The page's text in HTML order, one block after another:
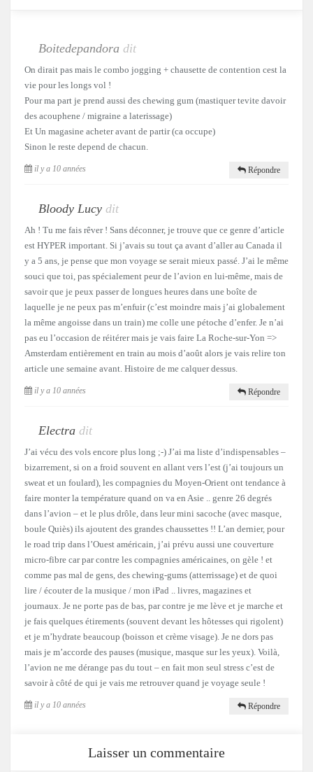
Boitedepandora dit
On dirait pas mais le combo jogging + chausette de contention cest la
vie pour les longs vol !
Pour ma part je prend aussi des chewing gum (mastiquer tevite davoir
des acouphene / migraine a laterissage)
Et Un magasine acheter avant de partir (ca occupe)
Sinon le reste depend de chacun.
il y a 10 années Répondre
Bloody Lucy dit
Ah ! Tu me fais rêver ! Sans déconner, je trouve que ce genre d’article
est HYPER important. Si j’avais su tout ça avant d’aller au Canada il
y a 5 ans, je pense que mon voyage se serait mieux passé. J’ai le même
souci que toi, pas spécialement peur de l’avion en lui-même, mais de
savoir que je peux passer de longues heures dans une boîte de
laquelle je ne peux pas m’enfuir (c’est moindre mais j’ai globalement
la même angoisse dans un train) me colle une pétoche d’enfer. Je n’ai
pas eu l’occasion de réitérer mais je vais faire La Roche-sur-Yon =>
Amsterdam entièrement en train au mois d’août alors je vais relire ton
article une semaine avant. Histoire de me calquer dessus.
il y a 10 années Répondre
Electra dit
J’ai vécu des vols encore plus long ;-) J’ai ma liste d’indispensables –
bizarrement, si on a froid souvent en allant vers l’est (j’ai toujours un
sweat et un foulard), les compagnies du Moyen-Orient ont tendance à
faire monter la température quand on va en Asie .. genre 26 degrés
dans l’avion – et le plus drôle, dans leur mini sacoche (avec masque,
boule Quiès) ils ajoutent des grandes chaussettes !! L’an dernier, pour
le road trip dans l’Ouest américain, j’ai prévu aussi une couverture
micro-fibre car par contre les compagnies américaines, on gèle ! et
comme pas mal de gens, des chewing-gums (atterrissage) et de quoi
lire / écouter de la musique / mon iPad .. livres, magazines et
journaux. Je ne porte pas de bas, par contre je me lève et je marche et
je fais quelques étirements (souvent devant les hôtesses qui rigolent)
et je m’hydrate beaucoup (boisson et crème visage). Je ne dors pas
mais je m’accorde des pauses (musique, masque sur les yeux). Voilà,
l’avion ne me dérange pas du tout – en fait mon seul stress c’est de
savoir à côté de qui je vais me retrouver quand je voyage seule !
il y a 10 années Répondre
Laisser un commentaire